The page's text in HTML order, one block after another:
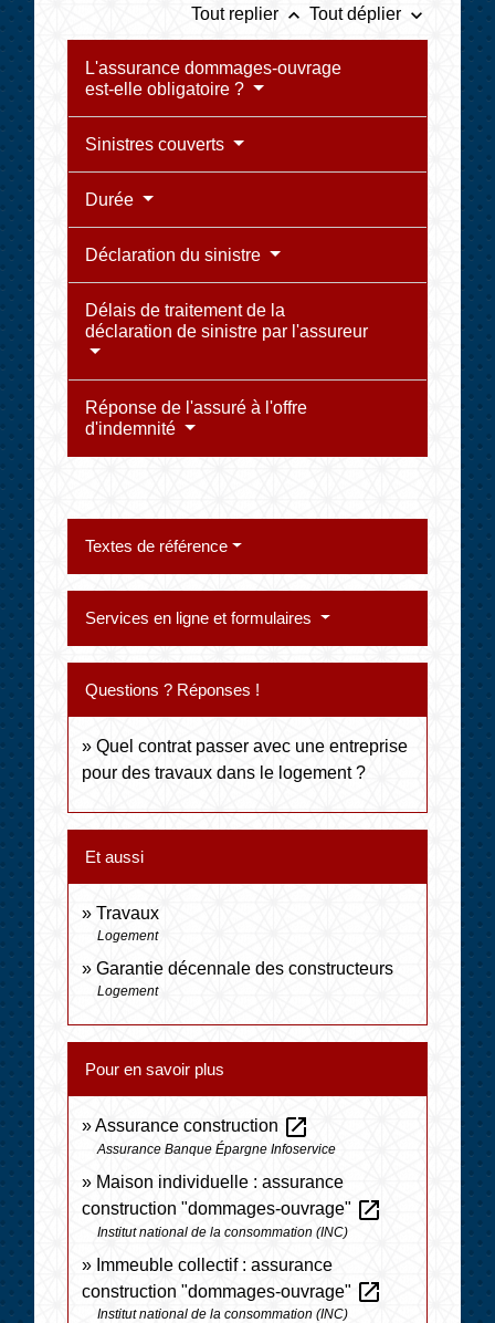
Tout replier keyboard_arrow_up Tout déplier keyboard_arrow_down
L'assurance dommages-ouvrage
est-elle obligatoire ?
Sinistres couverts
Durée
Déclaration du sinistre
Délais de traitement de la
déclaration de sinistre par l'assureur
Réponse de l'assuré à l'offre
d'indemnité
Textes de référence
Services en ligne et formulaires
Questions ? Réponses !
Quel contrat passer avec une entreprise
pour des travaux dans le logement ?
Et aussi
Travaux
Logement
Garantie décennale des constructeurs
Logement
Pour en savoir plus
Assurance construction open_in_new
Assurance Banque Épargne Infoservice
Maison individuelle : assurance
construction "dommages-ouvrage" open_in_new
Institut national de la consommation (INC)
Immeuble collectif : assurance
construction "dommages-ouvrage" open_in_new
Institut national de la consommation (INC)